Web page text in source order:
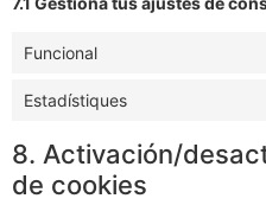
Funcional
Estadístiques
8. Activación/
de cookies